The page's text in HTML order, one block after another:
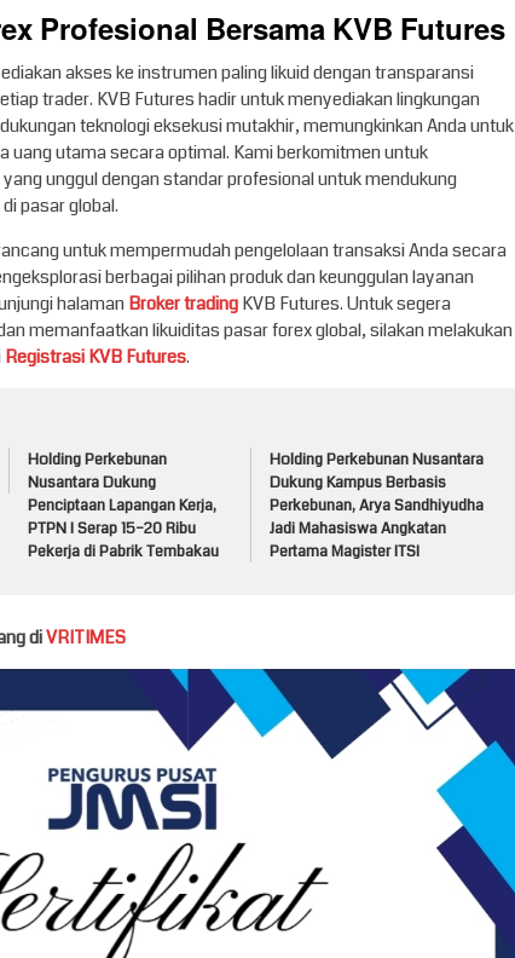
Profesional Bersama KVB Futures
akses ke instrumen paling likuid dengan transparansi
trader. KVB Futures hadir untuk menyediakan lingkungan
teknologi eksekusi mutakhir, memungkinkan Anda untuk
uang utama secara optimal. Kami berkomitmen untuk
unggul dengan standar profesional untuk mendukung
pasar global.
untuk mempermudah pengelolaan transaksi Anda secara
berbagai pilihan produk dan keunggulan layanan
halamanBroker tradingKVB Futures. Untuk segera
memanfaatkan likuiditas pasar forex global, silakan melakukan
Registrasi KVB Futures.
Holding Perkebunan
Nusantara Dukung
Penciptaan Lapangan Kerja,
PTPN I Serap 15–20 Ribu
Pekerja di Pabrik Tembakau
Holding Perkebunan Nusantara
Dukung Kampus Berbasis
Perkebunan, Arya Sandhiyudha
Jadi Mahasiswa Angkatan
Pertama Magister ITSI
diVRITIMES